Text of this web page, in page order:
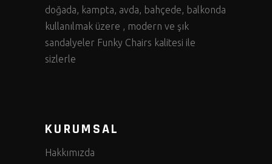
doğada, kampta, avda, bahçede, balkonda
kullanılmak üzere , modern ve şık
sandalyeler Funky Chairs kalitesi ile
sizlerle
KURUMSAL
Hakkımızda